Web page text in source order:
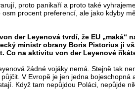
proto panikaří a proto také
procent preferencí, ale jako kdyby
der Leyenová tvrdí, že EU „maká“
ministr obrany Boris Pistorius ji
Co na aktivitu von der Leyenové
žádné vojáky nemá. Stejně tak
V Evropě je jen jedna bojeschopná
Když tam nepůjdou Poláci, nepůjde